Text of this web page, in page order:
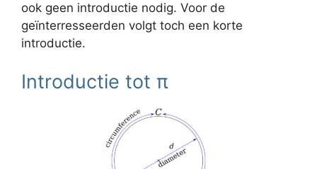
ook geen introductie nodig. Voor de
geïnterresseerden volgt toch een korte
introductie.
Introductie tot π